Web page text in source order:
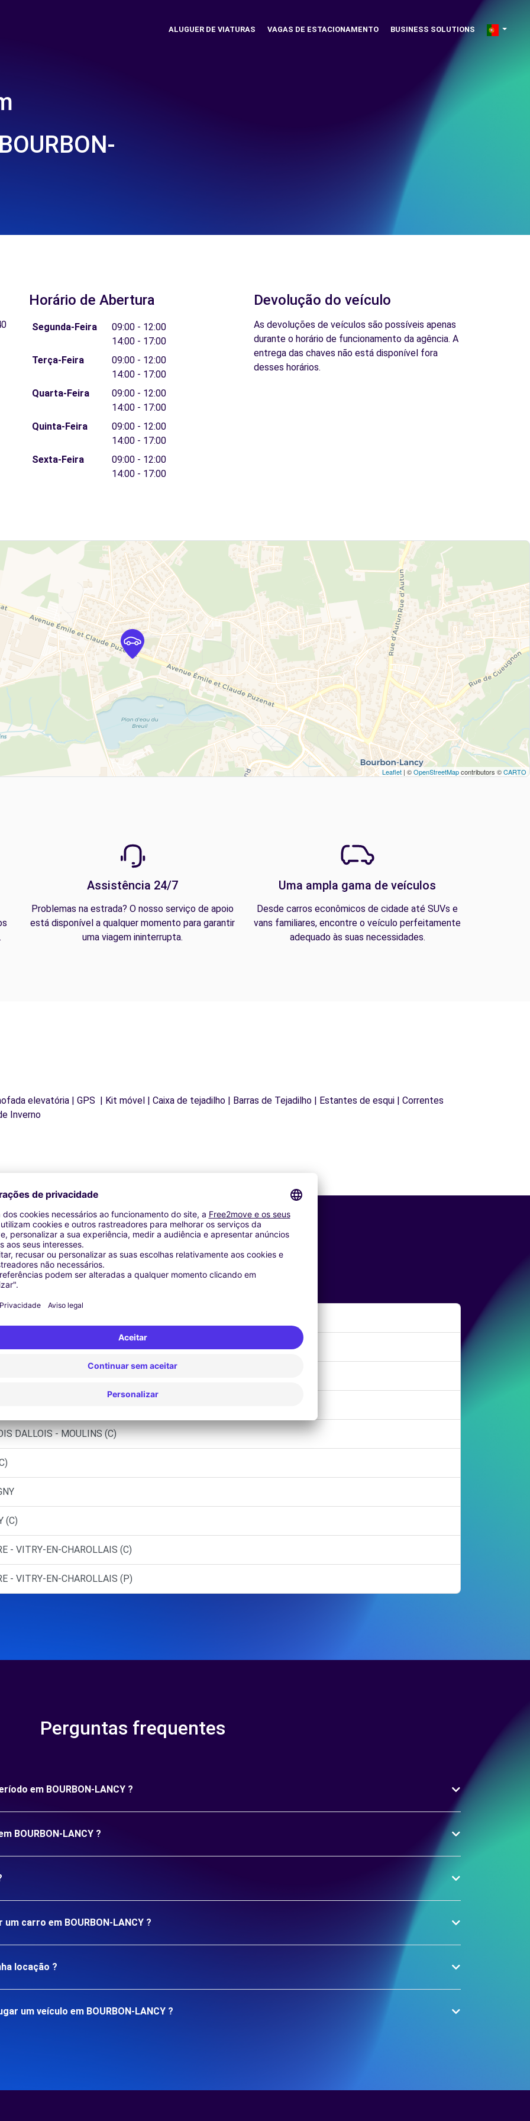
ALUGUER DE VIATURAS VAGAS DE ESTACIONAMENTO BUSINESS SOLUTIONS
Horário de Abertura
Segunda-Feira
09:00 - 12:00
14:00 - 17:00
Terça-Feira
09:00 - 12:00
14:00 - 17:00
Quarta-Feira
09:00 - 12:00
14:00 - 17:00
Quinta-Feira
09:00 - 12:00
14:00 - 17:00
Sexta-Feira
09:00 - 12:00
14:00 - 17:00
Devolução do veículo
As devoluções de veículos são possíveis apenas
durante o horário de funcionamento da agência. A
entrega das chaves não está disponível fora
desses horários.
Leaflet | ©OpenStreetMapcontributors ©CARTO
Assistência 24/7
Problemas na estrada? O nosso serviço de apoio
está disponível a qualquer momento para garantir
uma viagem ininterrupta.
Uma ampla gama de veículos
Desde carros econômicos de cidade até SUVs e
vans familiares, encontre o veículo perfeitamente
adequado às suas necessidades.
elevatória | GPS | Kit móvel | Caixa de tejadilho | Barras de Tejadilho | Estantes de esqui | Correntes
Inverno
Agências similares
DALLOIS - MOULINS (C)
(C)
- VITRY-EN-CHAROLLAIS (C)
- VITRY-EN-CHAROLLAIS (P)
Perguntas frequentes
em BOURBON-LANCY ?
BOURBON-LANCY ?
carro em BOURBON-LANCY ?
locação ?
um veículo em BOURBON-LANCY ?